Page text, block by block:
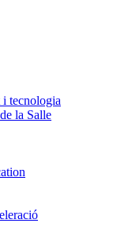
i tecnologia
la Salle